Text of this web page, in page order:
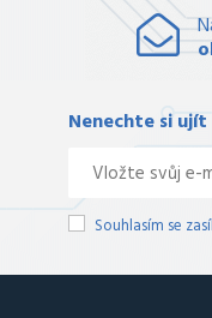
Nenechte si
Souhlasím se